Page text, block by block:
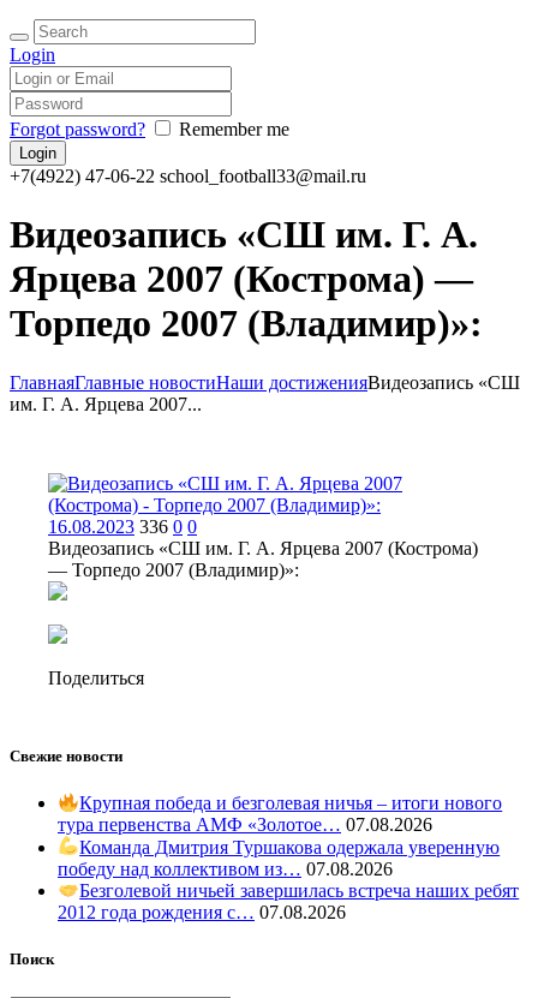
Login
Forgot password? Remember me
+7(4922) 47-06-22 school_football33@mail.ru
Видеозапись «СШ им. Г. А.
Ярцева 2007 (Кострома) —
Торпедо 2007 (Владимир)»:
ГлавнаяГлавные новостиНаши достиженияВидеозапись «СШ
им. Г. А. Ярцева 2007...
16.08.2023 336 0 0
Видеозапись «СШ им. Г. А. Ярцева 2007 (Кострома)
— Торпедо 2007 (Владимир)»:
Поделиться
Свежие новости
Крупная победа и безголевая ничья – итоги нового
тура первенства АМФ «Золотое… 07.08.2026
Команда Дмитрия Туршакова одержала уверенную
победу над коллективом из… 07.08.2026
Безголевой ничьей завершилась встреча наших ребят
2012 года рождения с… 07.08.2026
Поиск